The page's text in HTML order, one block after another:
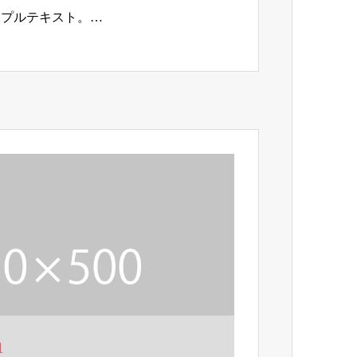
ルテキスト。…